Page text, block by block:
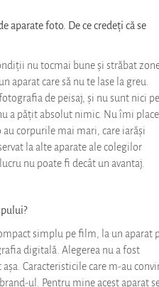
foto. De ce credeți că se
nu tocmai bune și străbat
aparat care să nu te lase la greu.
de peisaj, și nu sunt nici pe
a pățit absolut nimic. Nu îmi place
corpurile mai mari, care iarăși
la alte aparate ale colegilor
nu poate fi decât un avantaj.
simplu pe film, la un aparat
digitală. Alegerea nu a fost
Caracteristicile care m-au
ul. Pentru mine acest aparat